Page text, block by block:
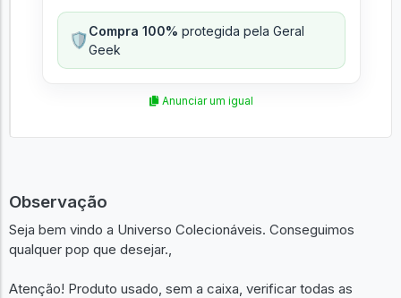
🛡️Compra 100% protegida pela Geral
Geek
Anunciar um igual
Observação
Seja bem vindo a Universo Colecionáveis. Conseguimos
qualquer pop que desejar.,
Atenção! Produto usado, sem a caixa, verificar todas as